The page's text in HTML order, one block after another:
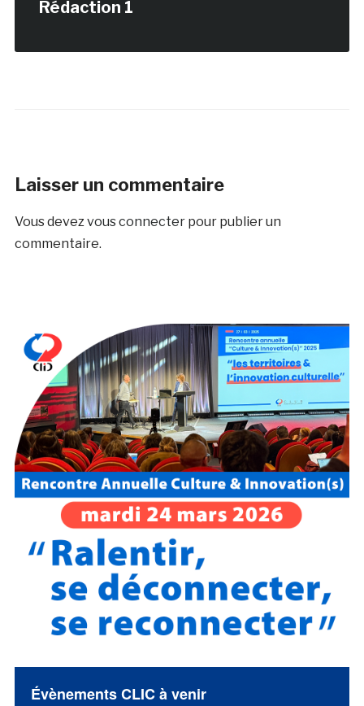
Rédaction 1
Laisser un commentaire
Vous devez vous connecterpour publier un
commentaire.
Évènements CLIC à venir